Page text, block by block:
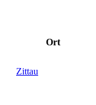
Ort
Zittau